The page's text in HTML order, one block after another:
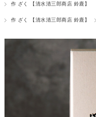
作 ざく 【清水清三郎商店 鈴鹿】
作 ざく 【清水清三郎商店 鈴鹿】